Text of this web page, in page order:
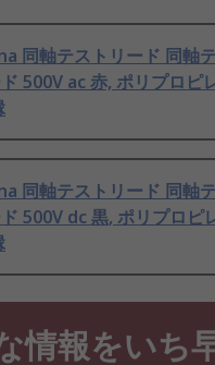
同軸テストリード 同軸
ド 500V ac 赤, ポリプロピ
同軸テストリード 同軸
ド 500V dc 黒, ポリプロピ
情報をいち